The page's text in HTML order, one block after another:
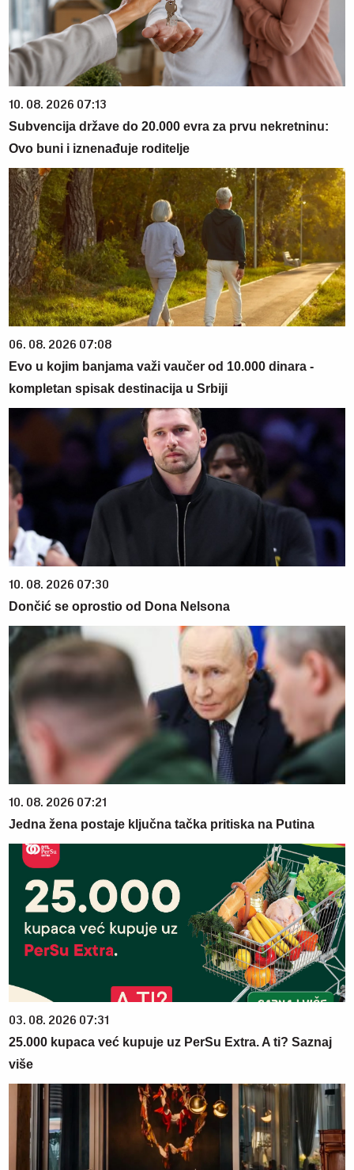
10. 08. 2026 07:13
Subvencija države do 20.000 evra za prvu nekretninu:
Ovo buni i iznenađuje roditelje
06. 08. 2026 07:08
Evo u kojim banjama važi vaučer od 10.000 dinara -
kompletan spisak destinacija u Srbiji
10. 08. 2026 07:30
Dončić se oprostio od Dona Nelsona
10. 08. 2026 07:21
Jedna žena postaje ključna tačka pritiska na Putina
03. 08. 2026 07:31
25.000 kupaca već kupuje uz PerSu Extra. A ti? Saznaj
više